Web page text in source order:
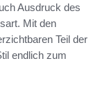
Ausdruck des
Mit den
Teil der
endlich zum